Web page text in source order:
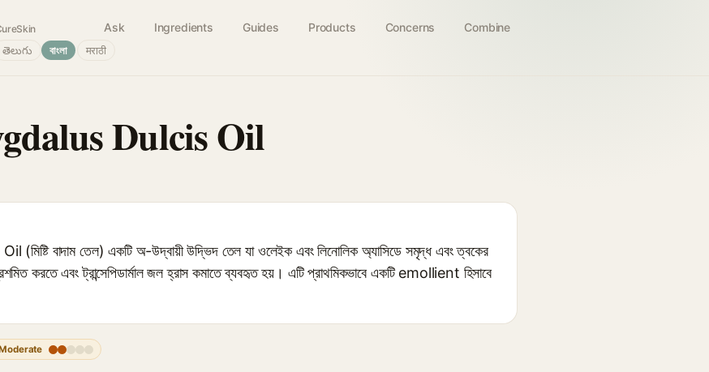
Ask Ingredients Guides Products Concerns Combine
తెలుగు বাংলা मराठी
Dulcis Oil
বাদাম তেল) একটি অ-উদ্বায়ী উদ্ভিদ তেল যা ওলেইক এবং লিনোলিক অ্যাসিডে সমৃদ্ধ এবং ত্বকের
করতে এবং ট্রান্সেপিডার্মাল জল হ্রাস কমাতে ব্যবহৃত হয়। এটি প্রাথমিকভাবে একটি emollient হিসাবে